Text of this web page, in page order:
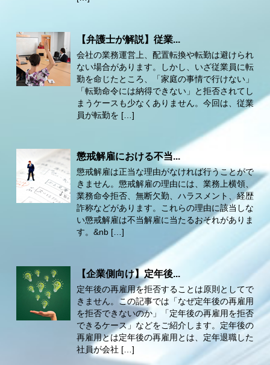
【弁護士が解説】従業...
会社の業務運営上、配置転換や転勤は避けられ
ない場合があります。しかし、いざ従業員に転
勤を命じたところ、「家庭の事情で行けない」
「転勤命令には納得できない」と拒否されてし
まうケースも少なくありません。今回は、従業
員が転勤を […]
懲戒解雇における不当...
懲戒解雇は正当な理由がなければ行うことがで
きません。懲戒解雇の理由には、業務上横領、
業務命令拒否、無断欠勤、ハラスメント、経歴
詐称などがあります。これらの理由に該当しな
い懲戒解雇は不当解雇に当たるおそれがありま
す。&nb […]
【企業側向け】定年後...
定年後の再雇用を拒否することは原則としてで
きません。この記事では「なぜ定年後の再雇用
を拒否できないのか」「定年後の再雇用を拒否
できるケース」などをご紹介します。定年後の
再雇用とは定年後の再雇用とは、定年退職した
社員が会社 […]